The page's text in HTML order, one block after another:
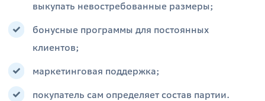
выкупать невостребованные размеры;
бонусные программы для постоянных
клиентов;
маркетинговая поддержка;
покупатель сам определяет состав партии.